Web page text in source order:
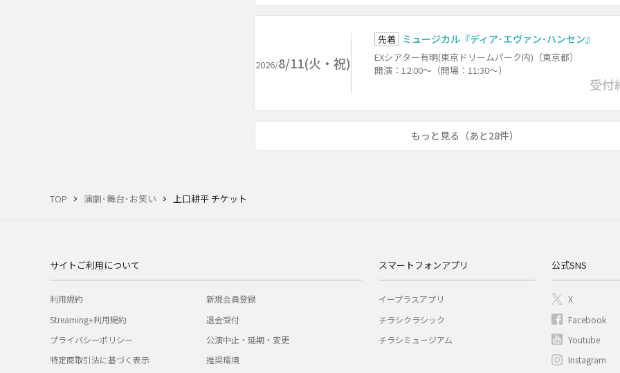
TOP 演劇･舞台･お笑い 上口耕平 チケット
2026/8/11(火・祝)
先着 ミュージカル『ディア･エヴァン･ハンセン』
EXシアター有明(東京ドリームパーク内)（東京都）
開演：12:00～（開場：11:30～）
受付
もっと見る（あと28件）
サイトご利用について
利用規約
Streaming+利用規約
プライバシーポリシー
特定商取引法に基づく表示
新規会員登録
退会受付
公演中止・延期・変更
推奨環境
スマートフォンアプリ
イープラスアプリ
チラシクラシック
チラシミュージアム
公式SNS
X
Facebook
Youtube
Instagram